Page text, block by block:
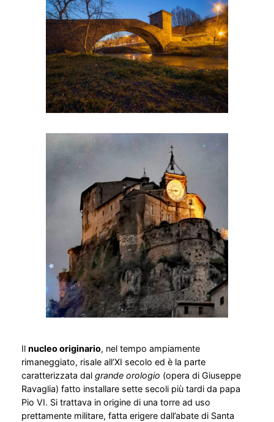
Il nucleo originario, nel tempo ampiamente
rimaneggiato, risale all’XI secolo ed è la parte
caratterizzata dal grande orologio (opera di Giuseppe
Ravaglia) fatto installare sette secoli più tardi da papa
Pio VI. Si trattava in origine di una torre ad uso
prettamente militare, fatta erigere dall’abate di Santa